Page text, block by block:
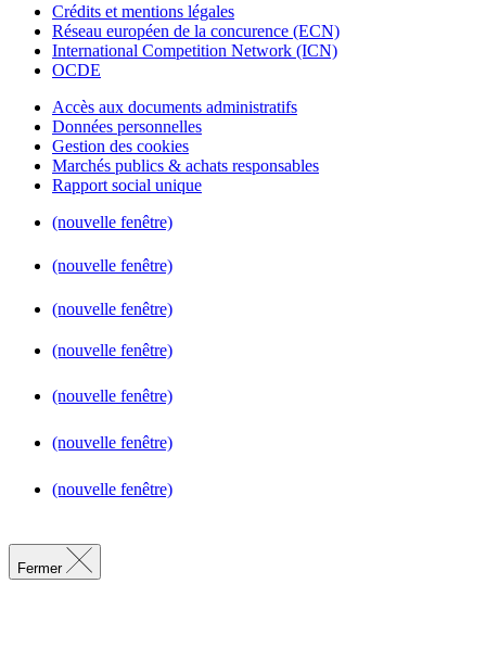
Crédits et mentions légales
Réseau européen de la concurence (ECN)
International Competition Network (ICN)
OCDE
Accès aux documents administratifs
Données personnelles
Gestion des cookies
Marchés publics & achats responsables
Rapport social unique
(nouvelle fenêtre)
(nouvelle fenêtre)
(nouvelle fenêtre)
(nouvelle fenêtre)
(nouvelle fenêtre)
(nouvelle fenêtre)
(nouvelle fenêtre)
Fermer